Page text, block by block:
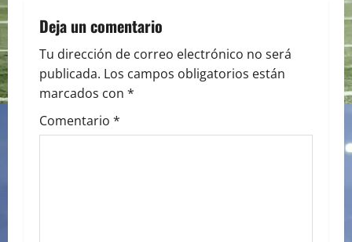
n
a
v
i
Deja un comentario
Tu dirección de correo electrónico no será
publicada. Los campos obligatorios están
marcados con *
Comentario *